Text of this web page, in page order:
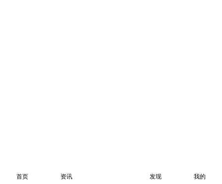
首页 资讯 发现 我的